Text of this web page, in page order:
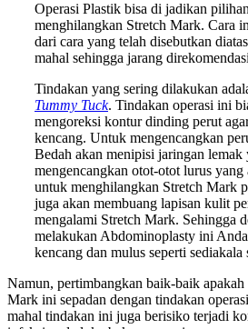
Operasi Plastik bisa di jadikan
menghilangkan Stretch Mark. Cara
dari cara yang telah disebutkan
mahal sehingga jarang
Tindakan yang sering dilakukan
Tummy Tuck. Tindakan operasi ini
mengoreksi kontur dinding perut
kencang. Untuk mengencangkan
Bedah akan menipisi jaringan lemak
mengencangkan otot-otot lurus
untuk menghilangkan Stretch Mark
juga akan membuang lapisan kulit
mengalami Stretch Mark. Sehingga
melakukan Abdominoplasty ini
kencang dan mulus seperti sediakala
Namun, pertimbangkan baik-baik apakah
Mark ini sepadan dengan tindakan
mahal tindakan ini juga berisiko terjadi